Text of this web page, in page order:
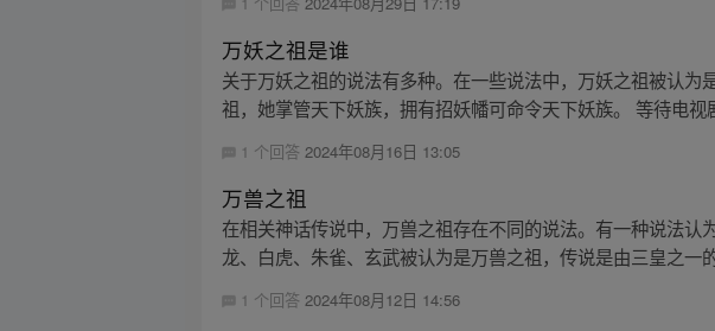
万妖之祖是谁
关于万妖之祖的说法有多种。在一些说法中，万妖之祖被认
祖，她掌管天下妖族，拥有招妖幡可命令天下妖族。 等待电视
1 个回答 2024年08月16日 13:05
万兽之祖
在相关神话传说中，万兽之祖存在不同的说法。有一种说法
龙、白虎、朱雀、玄武被认为是万兽之祖，传说是由三皇之一
1 个回答2024年08月12日 14:56